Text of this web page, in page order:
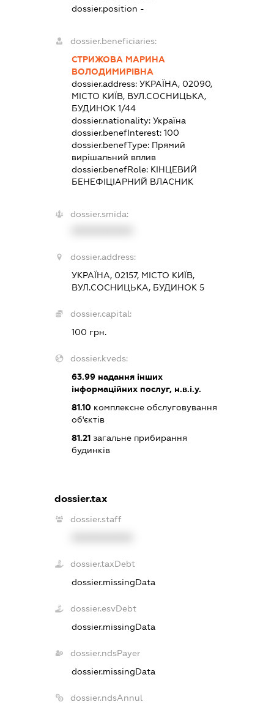
dossier.position -
dossier.beneficiaries:
СТРИЖОВА МАРИНА
ВОЛОДИМИРІВНА
dossier.address: УКРАЇНА, 02090,
МІСТО КИЇВ, ВУЛ.СОСНИЦЬКА,
БУДИНОК 1/44
dossier.nationality: Україна
dossier.benefInterest: 100
dossier.benefType: Прямий
вирішальний вплив
dossier.benefRole: КІНЦЕВИЙ
БЕНЕФІЦІАРНИЙ ВЛАСНИК
dossier.smida:
dossier.address:
УКРАЇНА, 02157, МІСТО КИЇВ,
ВУЛ.СОСНИЦЬКА, БУДИНОК 5
dossier.capital:
100 грн.
dossier.kveds:
63.99надання інших
інформаційних послуг, н.в.і.у.
81.10комплексне обслуговування
об'єктів
81.21загальне прибирання
будинків
dossier.tax
dossier.staff
dossier.taxDebt
dossier.missingData
dossier.esvDebt
dossier.missingData
dossier.ndsPayer
dossier.missingData
dossier.ndsAnnul